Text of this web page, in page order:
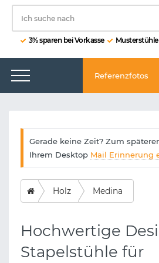
3% sparen bei Vorkasse Musterstühle
Referenzfotos
Gerade keine Zeit? Zum
Ihrem Desktop Mail Erinnerung
Holz Medina
Hochwertige
Stapelstühle für